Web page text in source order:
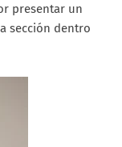
presentar un
sección dentro